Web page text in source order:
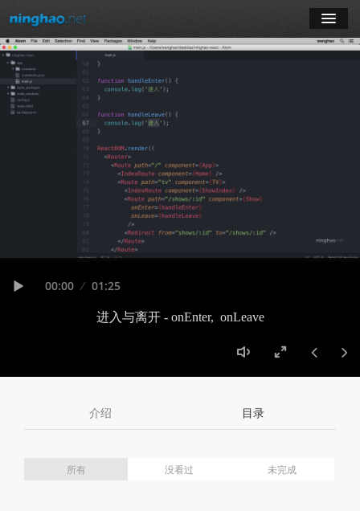
学习
博客
订阅课程
Current
00:00 Duration
01:25
进入与离开 - onEnter, onLeave
Volume
介绍 目录
所有 没看过 未完成